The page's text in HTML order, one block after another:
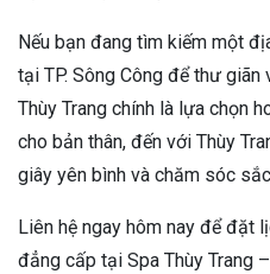
Nếu bạn đang tìm kiếm một
tại TP. Sông Công để thư
Thùy Trang chính là lựa chọn
cho bản thân, đến với Thùy
giây yên bình và chăm sóc
Liên hệ ngay hôm nay để đặt
đẳng cấp tại Spa Thùy Trang